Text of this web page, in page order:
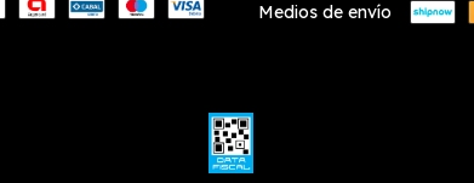
Medios de envío